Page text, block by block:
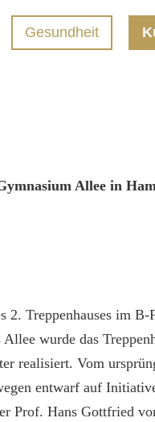
Gesundheit
Allee in
2. Treppenhauses im
wurde das
realisiert. Vom
entwarf auf
Prof. Hans Gottfried